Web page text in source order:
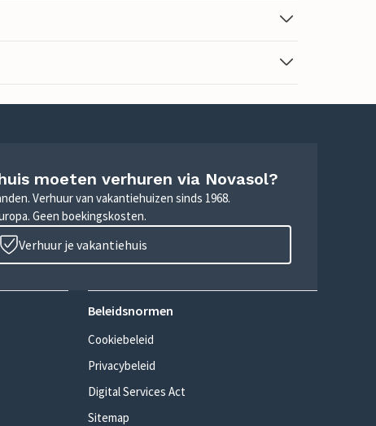
moeten verhuren via Novasol?
Verhuur van vakantiehuizen sinds 1968.
Geen boekingskosten.
Verhuur je vakantiehuis
Beleidsnormen
Cookiebeleid
Privacybeleid
Digital Services Act
Sitemap